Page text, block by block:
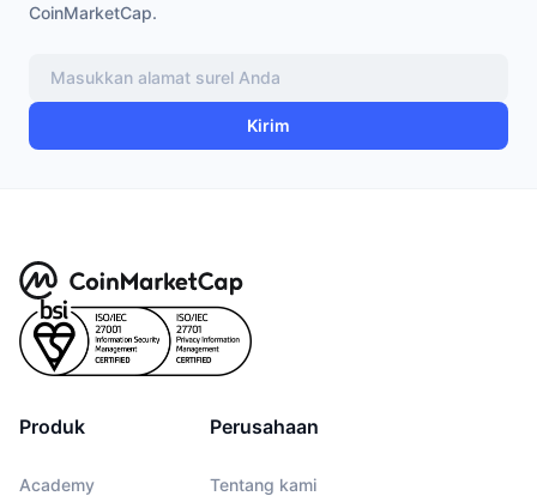
CoinMarketCap.
Kirim
Produk
Academy
Perusahaan
Tentang kami